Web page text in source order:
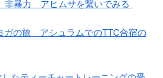
暴力 アヒムサを繋いでみる
の旅 アシュラムでのTTC合宿の